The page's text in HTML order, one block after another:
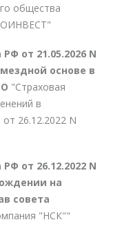
общества
от 21.05.2026 N
основе в
"Страховая
в
26.12.2022 N
от 26.12.2022 N
на
совета
"НСК""